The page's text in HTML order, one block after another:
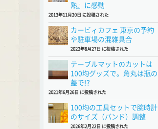
熟』に感動
2013年11月20日 に投稿された
カービィカフェ 東京の予約
や駐車場の混雑具合
2022年8月27日 に投稿された
テーブルマットのカットは
100均グッズで。角丸は瓶の
蓋で!?
2021年6月26日 に投稿された
100均の工具セットで腕時計
のサイズ（バンド）調整
2026年2月22日 に投稿された